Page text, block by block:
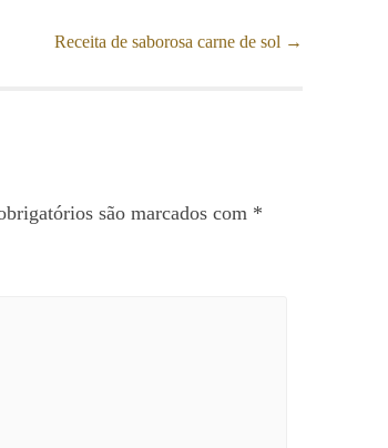
Receita de saborosa carne de sol →
são marcados com *